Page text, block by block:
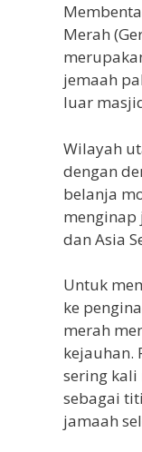
Merah
jemaah
luar
Wilayah
dengan
belanja
menginap
dan Asia
Untuk
ke
merah
kejauhan.
sering
sebagai
jamaah